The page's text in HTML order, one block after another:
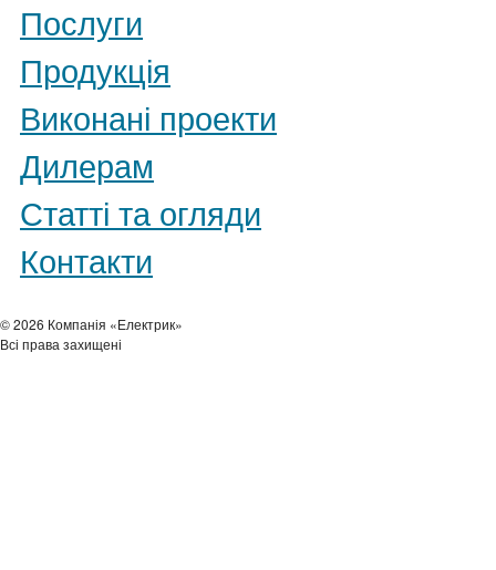
Послуги
Продукція
Виконані проекти
Дилерам
Статті та огляди
Контакти
© 2026 Компанія «Електрик»
Всі права захищені